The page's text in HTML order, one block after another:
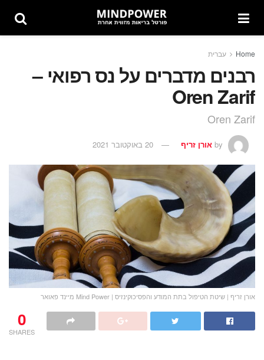
Home עברית
רבנים מדברים על נס רפואי –
Oren Zarif
Oren Zarif
by אורן זריף 20 באוקטובר 2021
אורן זריף | שיטת הטיפול בתת המודע והפסיכוקינזיס | Mind Power מיינד פאואר
0
SHARES